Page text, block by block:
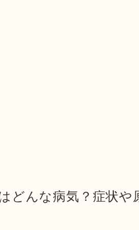
どんな病気？症状や